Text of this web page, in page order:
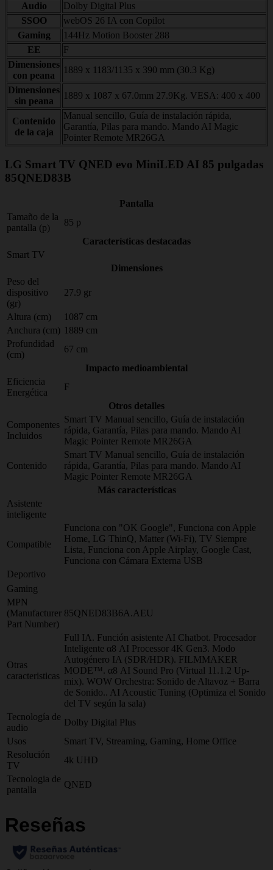
Audio
Dolby Digital Plus
SSOO
webOS 26 IA con Copilot
Gaming
144Hz Motion Booster 288
EE
F
Dimensiones
con peana
1889 x 1183/1135 x 390 mm (30.3 Kg)
Dimensiones
sin peana
1889 x 1087 x 67.0mm 27.9Kg. VESA: 400 x 400
Contenido
de la caja
Manual sencillo, Guía de instalación rápida,
Garantía, Pilas para mando. Mando AI Magic
Pointer Remote MR26GA
LG Smart TV QNED evo MiniLED AI 85 pulgadas
85QNED83B
Pantalla
Tamaño de la
pantalla (p)
85 p
Características destacadas
Smart TV
Dimensiones
Peso del
dispositivo
(gr)
27.9 gr
Altura (cm)
1087 cm
Anchura (cm) 1889 cm
Profundidad
(cm)
67 cm
Impacto medioambiental
Eficiencia
Energética
F
Otros detalles
Componentes
Incluidos
Smart TV Manual sencillo, Guía de instalación
rápida, Garantía, Pilas para mando. Mando AI
Magic Pointer Remote MR26GA
Contenido
Smart TV Manual sencillo, Guía de instalación
rápida, Garantía, Pilas para mando. Mando AI
Magic Pointer Remote MR26GA
Más características
Asistente
inteligente
Compatible
Funciona con "OK Google", Funciona con Apple
Home, LG ThinQ, Matter (Wi-Fi), TV Siempre
Lista, Funciona con Apple Airplay, Google Cast,
Funciona con Cámara Externa USB
Deportivo
Gaming
MPN
(Manufacturer
Part Number)
85QNED83B6A.AEU
Otras
caracteristicas
Full IA. Función asistente AI Chatbot. Procesador
Inteligente α8 AI Processor 4K Gen3. Modo
Autogénero IA (SDR/HDR). FILMMAKER
MODE™. α8 AI Sound Pro (Virtual 11.1.2 Up-
mix). WOW Orchestra: Sonido de Altavoz + Barra
de Sonido.. AI Acoustic Tuning (Optimiza el Sonido
del TV según la sala)
Tecnología de
audio
Dolby Digital Plus
Usos
Smart TV, Streaming, Gaming, Home Office
Resolución
TV
4k UHD
Tecnologia de
pantalla
QNED